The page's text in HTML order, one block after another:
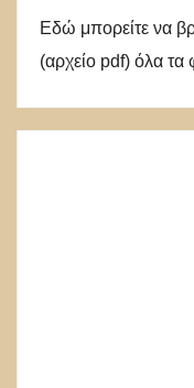
Εδώ μπορείτε να
(αρχείο pdf) όλα τα